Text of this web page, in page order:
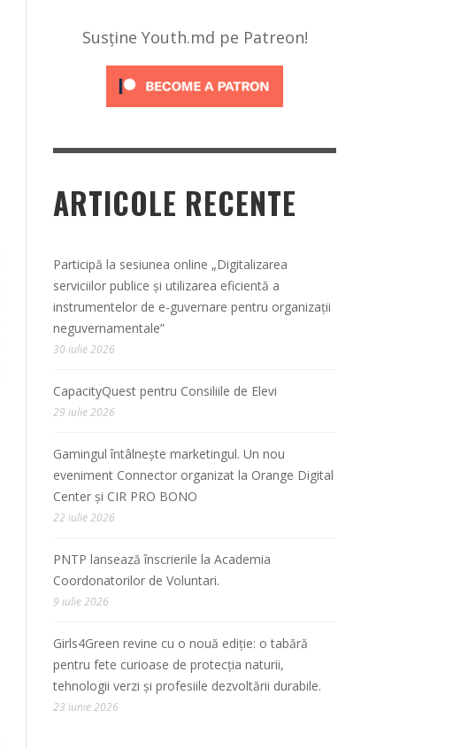
Susține Youth.md pe Patreon!
ARTICOLE RECENTE
Participă la sesiunea online „Digitalizarea
serviciilor publice și utilizarea eficientă a
instrumentelor de e-guvernare pentru organizații
neguvernamentale”
30 iulie 2026
CapacityQuest pentru Consiliile de Elevi
29 iulie 2026
Gamingul întâlnește marketingul. Un nou
eveniment Connector organizat la Orange Digital
Center și CIR PRO BONO
22 iulie 2026
PNTP lansează înscrierile la Academia
Coordonatorilor de Voluntari.
9 iulie 2026
Girls4Green revine cu o nouă ediție: o tabără
pentru fete curioase de protecția naturii,
tehnologii verzi și profesiile dezvoltării durabile.
23 iunie 2026